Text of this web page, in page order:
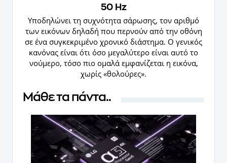
50 Hz
Yποδηλώνει τη συχνότητα σάρωσης, τον αριθμό
των εικόνων δηλαδή που περνούν από την οθόνη
σε ένα συγκεκριμένο χρονικό διάστημα. Ο γενικός
κανόνας είναι ότι όσο μεγαλύτερο είναι αυτό το
νούμερο, τόσο πιο ομαλά εμφανίζεται η εικόνα,
χωρίς «θολούρες».
Μάθε τα πάντα..